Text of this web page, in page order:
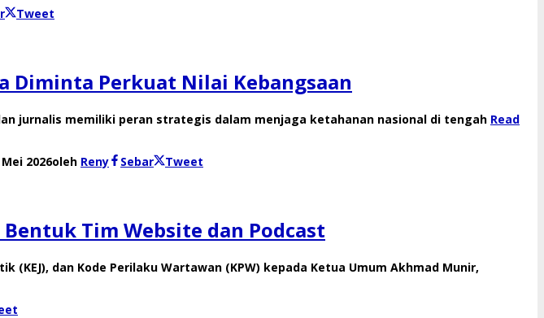
Tweet
Diminta Perkuat Nilai Kebangsaan
jurnalis memiliki peran strategis dalam menjaga ketahanan nasional di tengah Read
2026oleh Reny Sebar
Tweet
Tim Website dan Podcast
dan Kode Perilaku Wartawan (KPW) kepada Ketua Umum Akhmad Munir,